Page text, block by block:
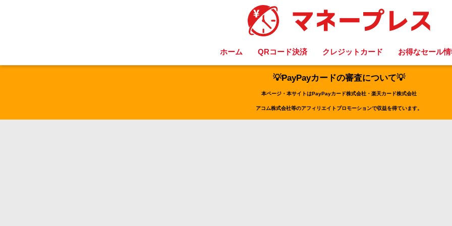
ホーム QRコード決済 クレジットカード お得なセール
💡PayPayカードの審査について💡
本ページ・本サイトはPayPayカード株式会社・楽天カード株式会社
アコム株式会社等のアフィリエイトプロモーションで収益を得ています。